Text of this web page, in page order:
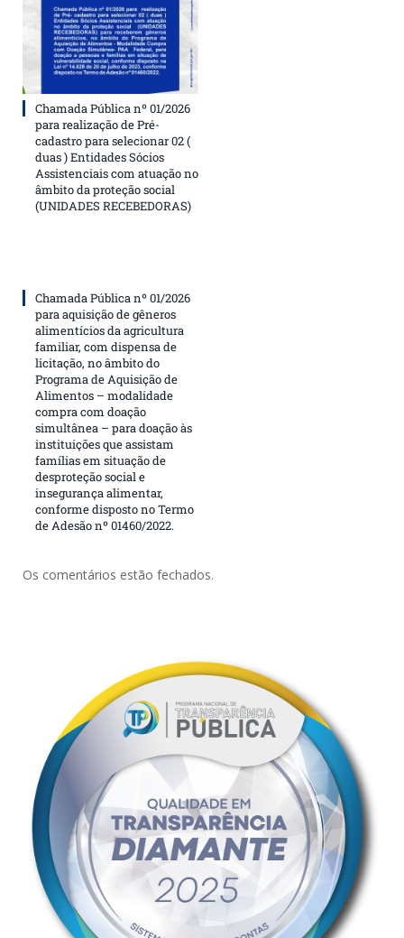
Chamada Pública nº 01/2026
para realização de Pré-
cadastro para selecionar 02 (
duas ) Entidades Sócios
Assistenciais com atuação no
âmbito da proteção social
(UNIDADES RECEBEDORAS)
Chamada Pública nº 01/2026
para aquisição de gêneros
alimentícios da agricultura
familiar, com dispensa de
licitação, no âmbito do
Programa de Aquisição de
Alimentos – modalidade
compra com doação
simultânea – para doação às
instituições que assistam
famílias em situação de
desproteção social e
insegurança alimentar,
conforme disposto no Termo
de Adesão nº 01460/2022.
Os comentários estão fechados.